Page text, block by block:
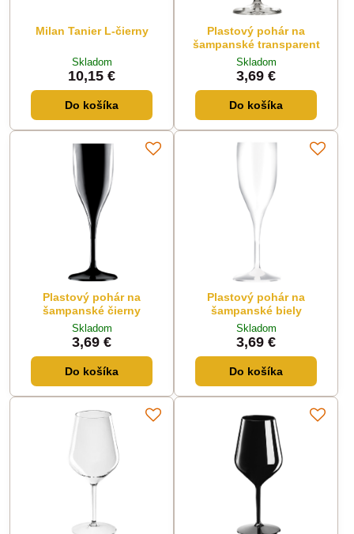
Milan Tanier L-čierny
Skladom
10,15 €
Do košíka
Plastový pohár na
šampanské transparent
Skladom
3,69 €
Do košíka
Plastový pohár na
šampanské čierny
Skladom
3,69 €
Do košíka
Plastový pohár na
šampanské biely
Skladom
3,69 €
Do košíka